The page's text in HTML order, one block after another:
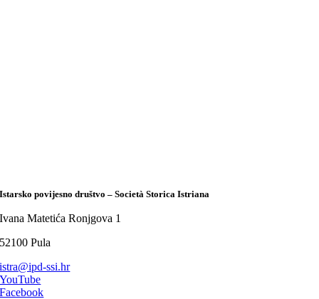
Istarsko povijesno društvo – Società Storica Istriana
Ivana Matetića Ronjgova 1
52100 Pula
istra@ipd-ssi.hr
YouTube
Facebook